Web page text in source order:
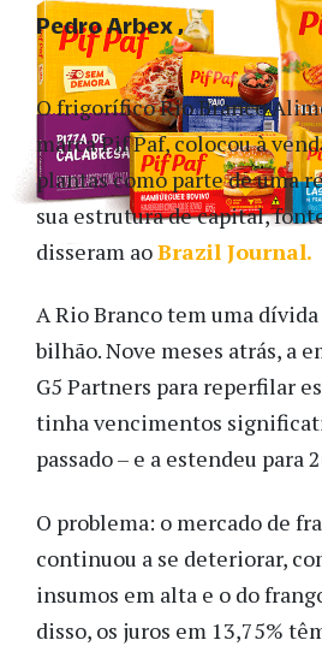
O frigorífico Rio Branco
marca Pif Paf, colocou à
plantas como parte de uma
sua estrutura de capital,
disseram aoBrazil Journal.
A Rio Branco tem uma dívida
bilhão. Nove meses atrás, a
G5 Partners para reperfilar
tinha vencimentos
passado – e a estendeu para
O problema: o mercado de
continuou a se deteriorar,
insumos em alta e o do
disso, os juros em 13,75%
Pedro Arbex